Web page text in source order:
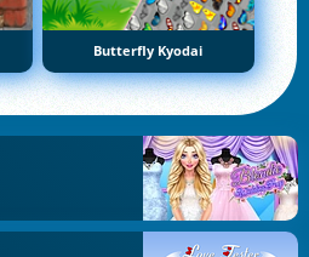
Butterfly Kyodai